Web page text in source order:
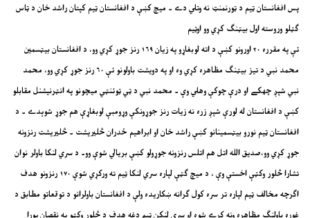
پس افغانستان ټيم د ټورنمنټ نه وتلي دے ۔ ميچ کښې د افغانستان ټيم کپتان راشد خان د ټاس
ګټلو وروسته اول بيټنګ کړي وو اوټيم
ئې په مقرره ۲۰ اورونو کښې د اته لوبغاړو په زيان ۱۶۹ رنز جوړ کړي وو، د افغانستان بيټسمين
محمد نبي د تيز بيټنګ مظاهره کړي وه او په دويشت باولونو ئې ۶۰ رنز جوړ کړي وو، محمد
نبي شپږ چهکے او درې چوکې وهلي وې ۔ محمد نبي د ټي ټوئنټي ميچونو په انټرنيشنل مقابلو
کښې د افغانستان له لورې شپږ زره نه زيات رنز جوړونکې وړومبې لوبغاړې هم جوړ شوېدے ۔ د
افغانستان ټيم نورو بيټسمينانو کښې راشد خان او ابراهيم ځدران څليريشت ۔ څليريشت رنزونه
جوړ کړي وو،صديق الله اتل هم اتلس رنزونه جوړولو کښې بريالي شوې وو۔ د سري لنکا باولر نوان
تشارا څلور وکټې اخستې وې ، د ميچ ګټې لپاره سري لنکا ټيم ته ورکړي شوې ۱۷۰ رنزونو هدف
اګرچه مخالف ټيم لپاره تر سره کول ګرانه ښکاريده ولې د افغانستان باولرانو د توقعاتو مطابق د